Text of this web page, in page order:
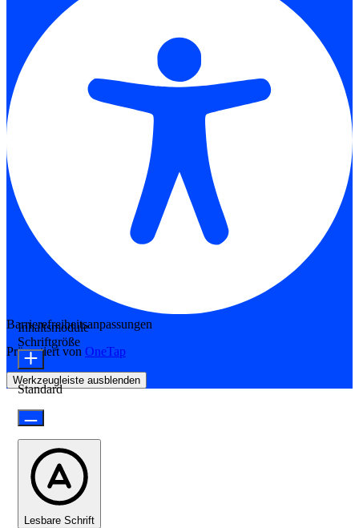
Barrierefreiheitsanpassungen
Präsentiert von OneTap
Werkzeugleiste ausblenden
Inhaltsmodule
Schriftgröße
Standard
Lesbare Schrift